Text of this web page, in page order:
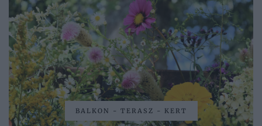
BALKON - TERASZ - KERT